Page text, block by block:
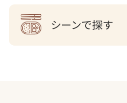
シーンで探す